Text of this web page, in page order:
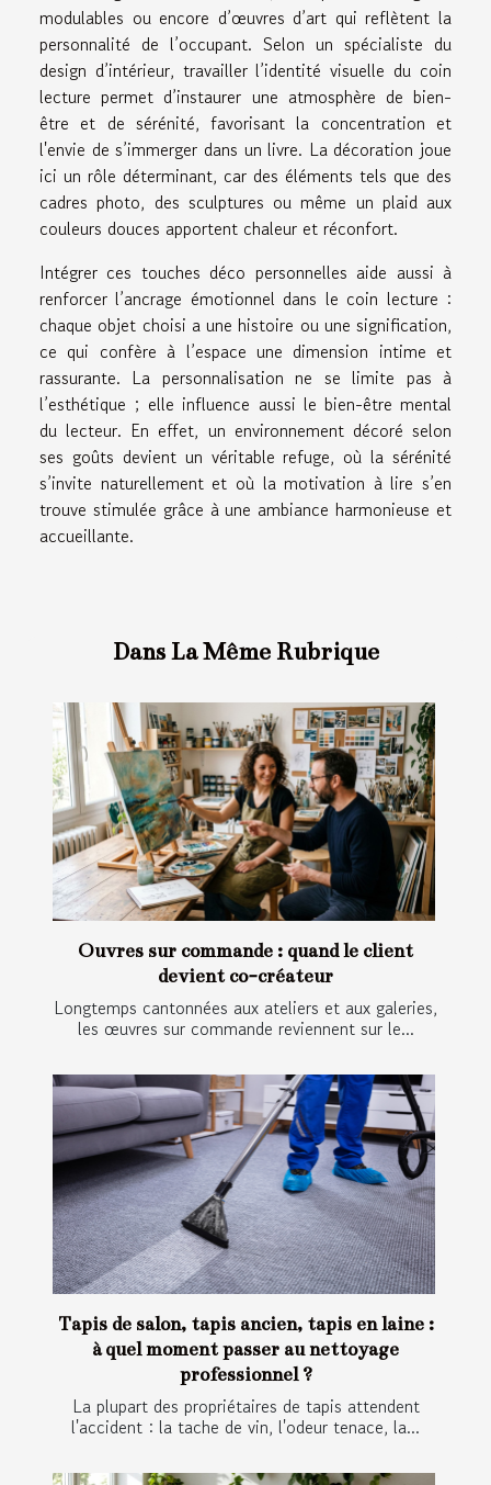
modulables ou encore d’œuvres d’art qui reflètent la
personnalité de l’occupant. Selon un spécialiste du
design d’intérieur, travailler l’identité visuelle du coin
lecture permet d’instaurer une atmosphère de bien-
être et de sérénité, favorisant la concentration et
l'envie de s’immerger dans un livre. La décoration joue
ici un rôle déterminant, car des éléments tels que des
cadres photo, des sculptures ou même un plaid aux
couleurs douces apportent chaleur et réconfort.
Intégrer ces touches déco personnelles aide aussi à
renforcer l’ancrage émotionnel dans le coin lecture :
chaque objet choisi a une histoire ou une signification,
ce qui confère à l’espace une dimension intime et
rassurante. La personnalisation ne se limite pas à
l’esthétique ; elle influence aussi le bien-être mental
du lecteur. En effet, un environnement décoré selon
ses goûts devient un véritable refuge, où la sérénité
s’invite naturellement et où la motivation à lire s’en
trouve stimulée grâce à une ambiance harmonieuse et
accueillante.
Dans La Même Rubrique
Œuvres sur commande : quand le client
devient co-créateur
Longtemps cantonnées aux ateliers et aux galeries,
les œuvres sur commande reviennent sur le...
Tapis de salon, tapis ancien, tapis en laine :
à quel moment passer au nettoyage
professionnel ?
La plupart des propriétaires de tapis attendent
l'accident : la tache de vin, l'odeur tenace, la...